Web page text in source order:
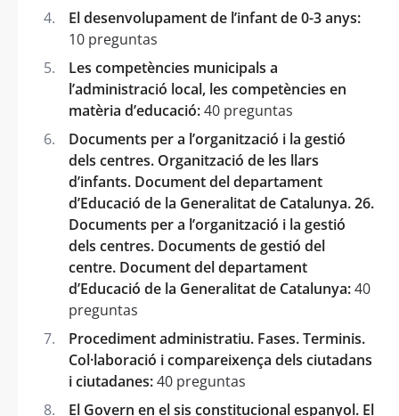
El desenvolupament de l’infant de 0-3 anys:
10 preguntas
Les competències municipals a
l’administració local, les competències en
matèria d’educació:40 preguntas
Documents per a l’organització i la gestió
dels centres. Organització de les llars
d’infants. Document del departament
d’Educació de la Generalitat de Catalunya. 26.
Documents per a l’organització i la gestió
dels centres. Documents de gestió del
centre. Document del departament
d’Educació de la Generalitat de Catalunya:40
preguntas
Procediment administratiu. Fases. Terminis.
Col·laboració i compareixença dels ciutadans
i ciutadanes:40 preguntas
El Govern en el sis constitucional espanyol. El